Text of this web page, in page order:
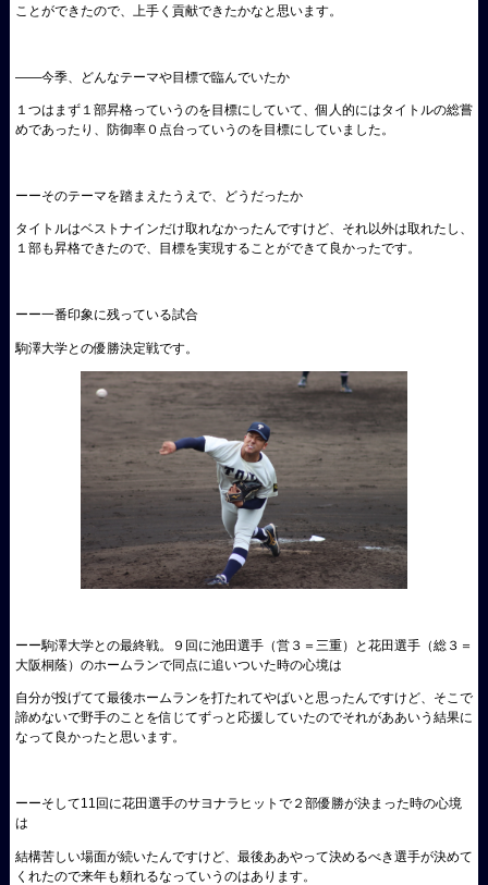
ことができたので、上手く貢献できたかなと思います。
――今季、どんなテーマや目標で臨んでいたか
１つはまず１部昇格っていうのを目標にしていて、個人的にはタイトルの総嘗
めであったり、防御率０点台っていうのを目標にしていました。
ーーそのテーマを踏まえたうえで、どうだったか
タイトルはベストナインだけ取れなかったんですけど、それ以外は取れたし、
１部も昇格できたので、目標を実現することができて良かったです。
ーー一番印象に残っている試合
駒澤大学との優勝決定戦です。
ーー駒澤大学との最終戦。９回に池田選手（営３＝三重）と花田選手（総３＝
大阪桐蔭）のホームランで同点に追いついた時の心境は
自分が投げてて最後ホームランを打たれてやばいと思ったんですけど、そこで
諦めないで野手のことを信じてずっと応援していたのでそれがああいう結果に
なって良かったと思います。
ーーそして11回に花田選手のサヨナラヒットで２部優勝が決まった時の心境
は
結構苦しい場面が続いたんですけど、最後ああやって決めるべき選手が決めて
くれたので来年も頼れるなっていうのはあります。